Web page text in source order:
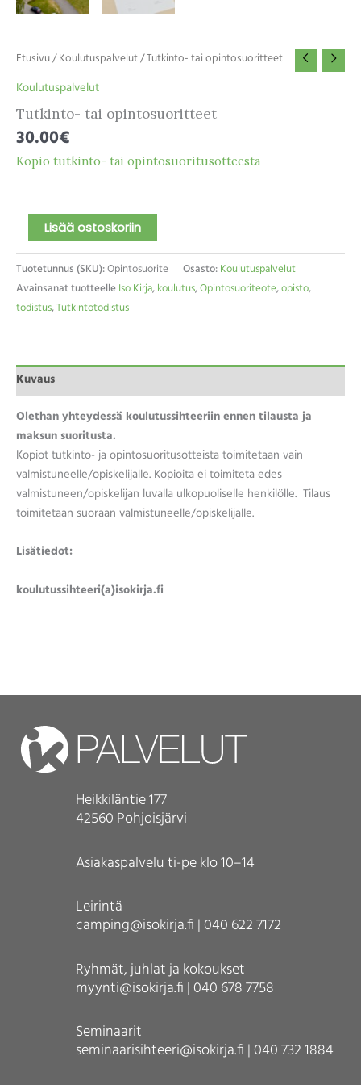
Etusivu / Koulutuspalvelut / Tutkinto- tai opintosuoritteet
Koulutuspalvelut
Tutkinto- tai opintosuoritteet
30.00€
Kopio tutkinto- tai opintosuoritusotteesta
Lisää ostoskoriin
Tuotetunnus (SKU): Opintosuorite Osasto: Koulutuspalvelut
Avainsanat tuotteelle Iso Kirja, koulutus, Opintosuoriteote, opisto,
todistus, Tutkintotodistus
Kuvaus
Olethan yhteydessä koulutussihteeriin ennen tilausta ja
maksun suoritusta.
Kopiot tutkinto- ja opintosuoritusotteista toimitetaan vain
valmistuneelle/opiskelijalle. Kopioita ei toimiteta edes
valmistuneen/opiskelijan luvalla ulkopuoliselle henkilölle. Tilaus
toimitetaan suoraan valmistuneelle/opiskelijalle.
Lisätiedot:
koulutussihteeri(a)isokirja.fi
Heikkiläntie 177
42560 Pohjoisjärvi
Asiakaspalvelu ti-pe klo 10–14
Leirintä
camping@isokirja.fi | 040 622 7172
Ryhmät, juhlat ja kokoukset
myynti@isokirja.fi | 040 678 7758
Seminaarit
seminaarisihteeri@isokirja.fi | 040 732 1884